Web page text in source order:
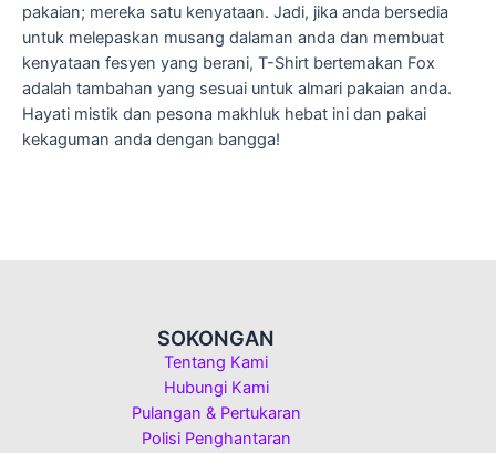
pakaian; mereka satu kenyataan. Jadi, jika anda bersedia
untuk melepaskan musang dalaman anda dan membuat
kenyataan fesyen yang berani, T-Shirt bertemakan Fox
adalah tambahan yang sesuai untuk almari pakaian anda.
Hayati mistik dan pesona makhluk hebat ini dan pakai
kekaguman anda dengan bangga!
SOKONGAN
Tentang Kami
Hubungi Kami
Pulangan & Pertukaran
Polisi Penghantaran